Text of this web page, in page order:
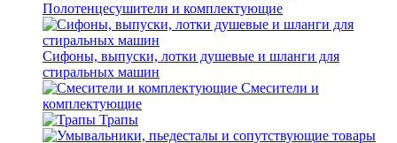
Полотенцесушители и комплектующие
Сифоны, выпуски, лотки душевые и шланги для
стиральных машин
Смесители и
комплектующие
Трапы